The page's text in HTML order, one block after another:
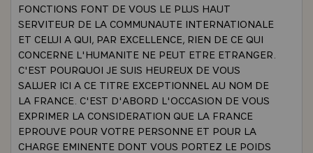
FONCTIONS FONT DE VOUS LE PLUS HAUT
SERVITEUR DE LA COMMUNAUTE INTERNATIONALE
ET CELUI A QUI, PAR EXCELLENCE, RIEN DE CE QUI
CONCERNE L'HUMANITE NE PEUT ETRE ETRANGER.
C'EST POURQUOI JE SUIS HEUREUX DE VOUS
SALUER ICI A CE TITRE EXCEPTIONNEL AU NOM DE
LA FRANCE. C'EST D'ABORD L'OCCASION DE VOUS
EXPRIMER LA CONSIDERATION QUE LA FRANCE
EPROUVE POUR VOTRE PERSONNE ET POUR LA
CHARGE EMINENTE DONT VOUS PORTEZ LE POIDS